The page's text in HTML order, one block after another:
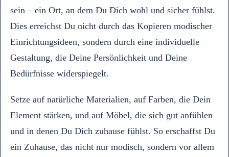
sein – ein Ort, an dem Du Dich wohl und sicher fühlst.
Dies erreichst Du nicht durch das Kopieren modischer
Einrichtungsideen, sondern durch eine individuelle
Gestaltung, die Deine Persönlichkeit und Deine
Bedürfnisse widerspiegelt.
Setze auf natürliche Materialien, auf Farben, die Dein
Element stärken, und auf Möbel, die sich gut anfühlen
und in denen Du Dich zuhause fühlst. So erschaffst Du
ein Zuhause, das nicht nur modisch, sondern vor allem